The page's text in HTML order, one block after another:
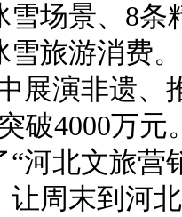
场景、8条
旅游消费
展演非遗、
破4000万
河北文旅营
让周末到河